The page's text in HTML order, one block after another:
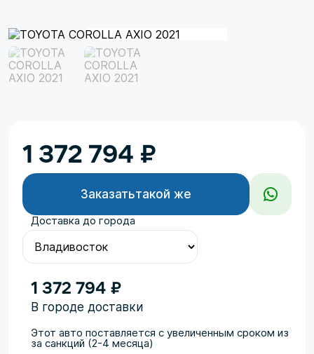
1 372 794 ₽
Заказатьтакой же
Доставка до города
1 372 794 ₽
В городе доставки
Этот авто поставляется с увеличенным сроком из
за санкций (2-4 месяца)